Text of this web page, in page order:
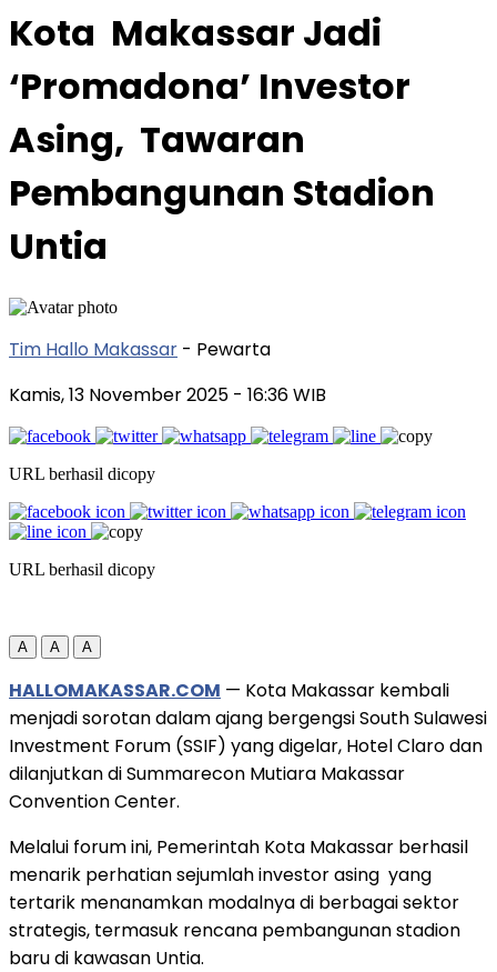
Kota Makassar Jadi
‘Promadona’ Investor
Asing, Tawaran
Pembangunan Stadion
Untia
Tim Hallo Makassar - Pewarta
Kamis, 13 November 2025 - 16:36 WIB
URL berhasil dicopy
URL berhasil dicopy
A A A
HALLOMAKASSAR.COM — Kota Makassar kembali
menjadi sorotan dalam ajang bergengsi South Sulawesi
Investment Forum (SSIF) yang digelar, Hotel Claro dan
dilanjutkan di Summarecon Mutiara Makassar
Convention Center.
Melalui forum ini, Pemerintah Kota Makassar berhasil
menarik perhatian sejumlah investor asing yang
tertarik menanamkan modalnya di berbagai sektor
strategis, termasuk rencana pembangunan stadion
baru di kawasan Untia.